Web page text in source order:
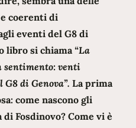
coerenti di
eventi del G8 di
libro si chiama“La
sentimento: venti
di Genova”. La prima
come nascono gli
Fosdinovo? Come vi è